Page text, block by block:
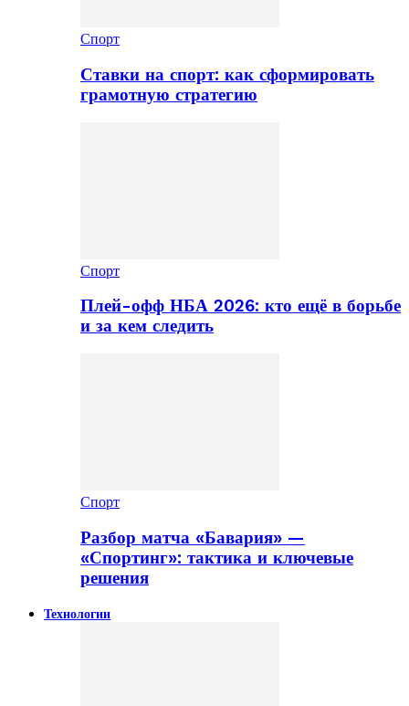
Спорт
Ставки на спорт: как сформировать
грамотную стратегию
Спорт
Плей-офф НБА 2026: кто ещё в борьбе
и за кем следить
Спорт
Разбор матча «Бавария» —
«Спортинг»: тактика и ключевые
решения
Технологии